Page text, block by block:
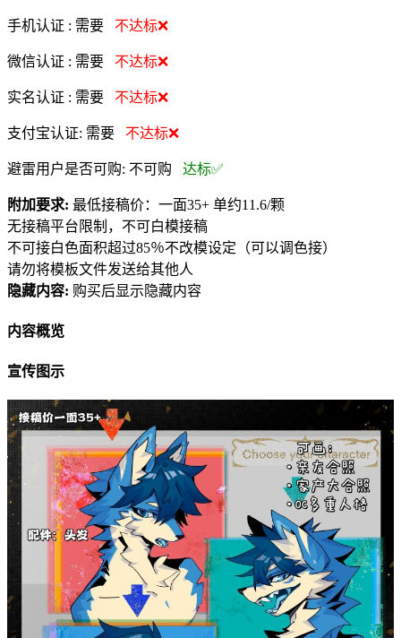
手机认证 : 需要 不达标❌
微信认证 : 需要 不达标❌
实名认证 : 需要 不达标❌
支付宝认证: 需要 不达标❌
避雷用户是否可购: 不可购 达标✅
附加要求: 最低接稿价：一面35+ 单约11.6/颗
无接稿平台限制，不可白模接稿
不可接白色面积超过85％不改模设定（可以调色接）
请勿将模板文件发送给其他人
隐藏内容: 购买后显示隐藏内容
内容概览
宣传图示